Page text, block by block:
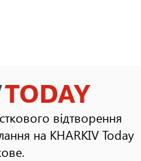
відтворення
на KHARKIV Today